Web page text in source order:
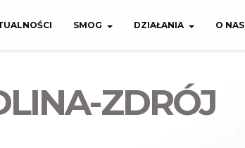
SMOG DZIAŁANIA O NAS
ZDRÓJ